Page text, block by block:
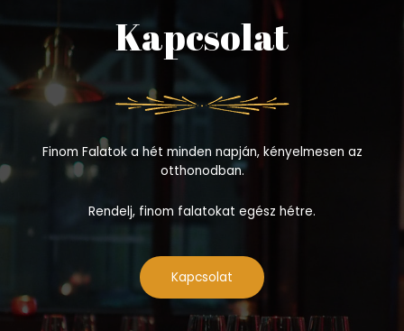
Kapcsolat
Finom Falatok a hét minden napján, kényelmesen az
otthonodban.
Rendelj, finom falatokat egész hétre.
Kapcsolat